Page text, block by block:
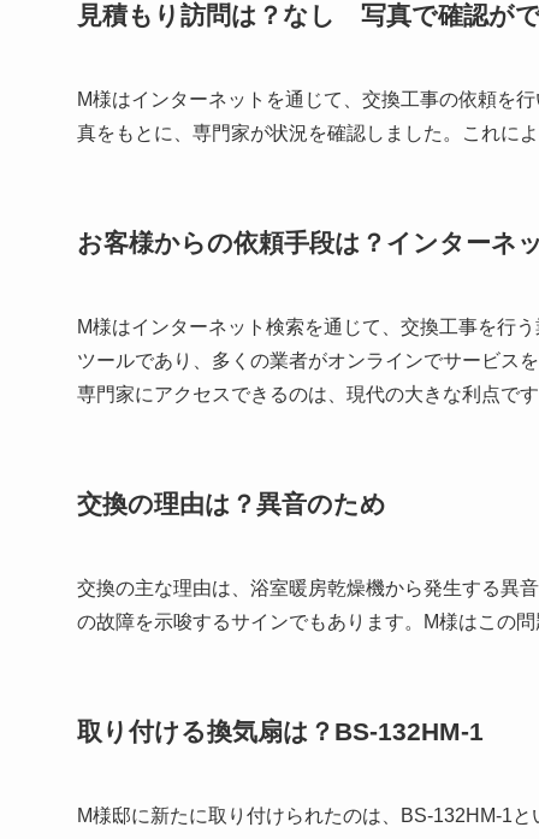
見積もり訪問は？なし 写真で確認が
M様はインターネットを通じて、交換工事の依頼を
真をもとに、専門家が状況を確認しました。これに
お客様からの依頼手段は？インターネ
M様はインターネット検索を通じて、交換工事を行
ツールであり、多くの業者がオンラインでサービス
専門家にアクセスできるのは、現代の大きな利点で
交換の理由は？異音のため
交換の主な理由は、浴室暖房乾燥機から発生する異
の故障を示唆するサインでもあります。M様はこの
取り付ける換気扇は？BS-132HM-1
M様邸に新たに取り付けられたのは、BS-132HM-1